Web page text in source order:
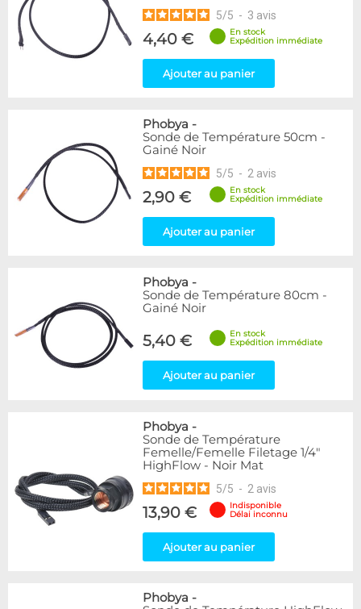
5/5 - 3 avis
4,40 €
En stock
Expédition immédiate
Ajouter au panier
Phobya -
Sonde de Température 50cm -
Gainé Noir
5/5 - 2 avis
2,90 €
En stock
Expédition immédiate
Ajouter au panier
Phobya -
Sonde de Température 80cm -
Gainé Noir
5,40 €
En stock
Expédition immédiate
Ajouter au panier
Phobya -
Sonde de Température
Femelle/Femelle Filetage 1/4"
HighFlow - Noir Mat
5/5 - 2 avis
13,90 €
Indisponible
Délai inconnu
Ajouter au panier
Phobya -